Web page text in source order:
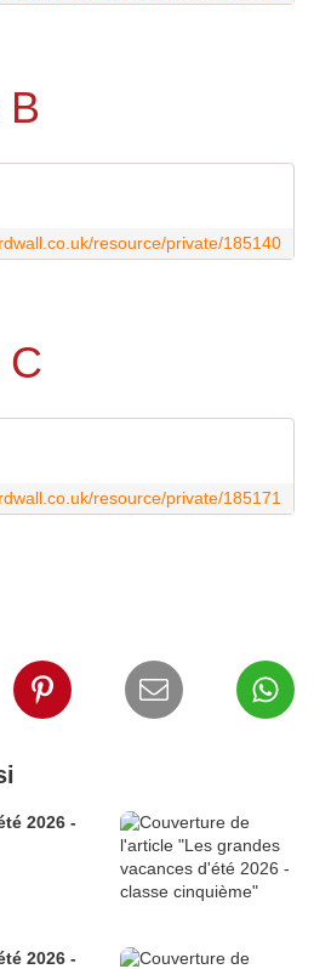
resource/private/185140
C
resource/private/185171
2026 -
2026 -